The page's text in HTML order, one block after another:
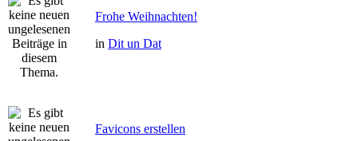
Frohe Weihnachten!
in Dit un Dat
Favicons erstellen